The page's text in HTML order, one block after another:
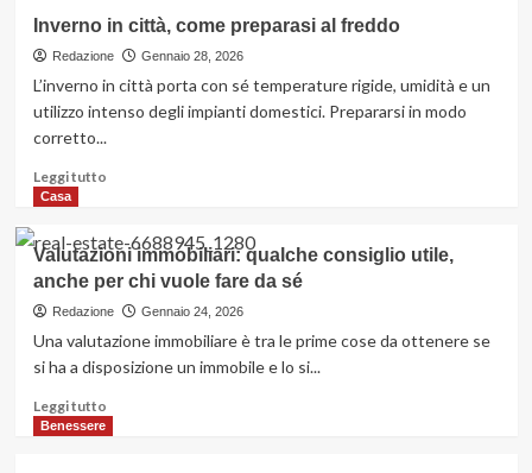
nelle
abitazioni
Migliori
app
per
parcheggio:
scegliere
Inverno in città, come preparasi al freddo
Redazione Gennaio 28, 2026
L’inverno in città porta con sé temperature rigide, umidità e un
utilizzo intenso degli impianti domestici. Prepararsi in modo
corretto...
Leggi tuttoLeggi
su
Inverno
in
città,
come
al
Casa
Valutazioni immobiliari: qualche consiglio utile,
anche per chi vuole fare da sé
Redazione Gennaio 24, 2026
Una valutazione immobiliare è tra le prime cose da ottenere se
si ha a disposizione un immobile e lo si...
Leggi tuttoLeggi
di
Benessere